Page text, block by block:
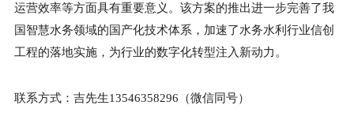
运营效率等方面具有重要意义。该方案的推出进一步完善了我
国智慧水务领域的国产化技术体系，加速了水务水利行业信创
工程的落地实施，为行业的数字化转型注入新动力。
联系方式：吉先生13546358296（微信同号）